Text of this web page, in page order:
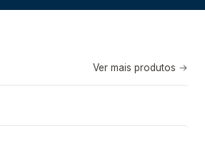
Ver mais produtos